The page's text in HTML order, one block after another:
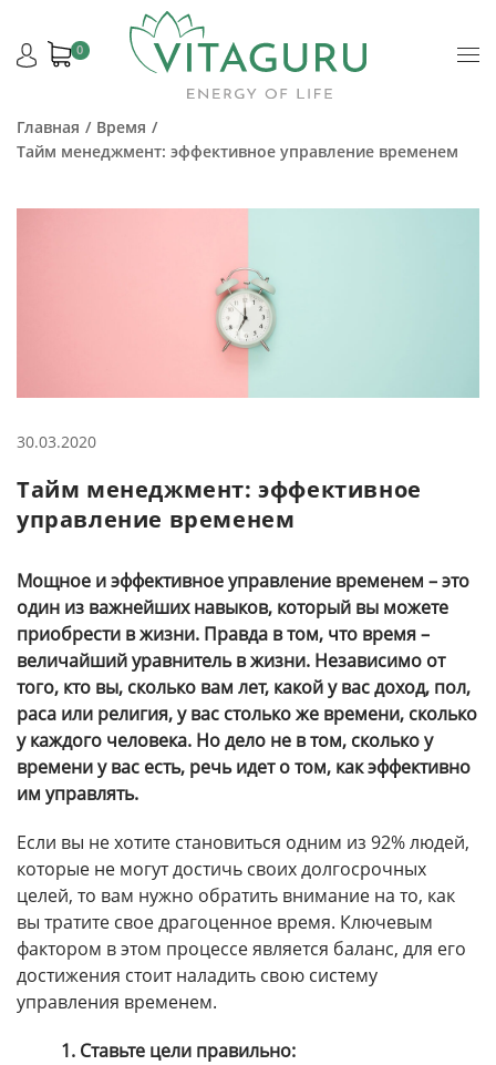
0
Главная
Время
Тайм менеджмент: эффективное управление временем
30.03.2020
Тайм менеджмент: эффективное
управление временем
Мощное и эффективное управление временем – это
один из важнейших навыков, который вы можете
приобрести в жизни. Правда в том, что время –
величайший уравнитель в жизни. Независимо от
того, кто вы, сколько вам лет, какой у вас доход, пол,
раса или религия, у вас столько же времени, сколько
у каждого человека. Но дело не в том, сколько у
времени у вас есть, речь идет о том, как эффективно
им управлять.
Если вы не хотите становиться одним из 92% людей,
которые не могут достичь своих долгосрочных
целей, то вам нужно обратить внимание на то, как
вы тратите свое драгоценное время. Ключевым
фактором в этом процессе является баланс, для его
достижения стоит наладить свою систему
управления временем.
1. Ставьте цели правильно: